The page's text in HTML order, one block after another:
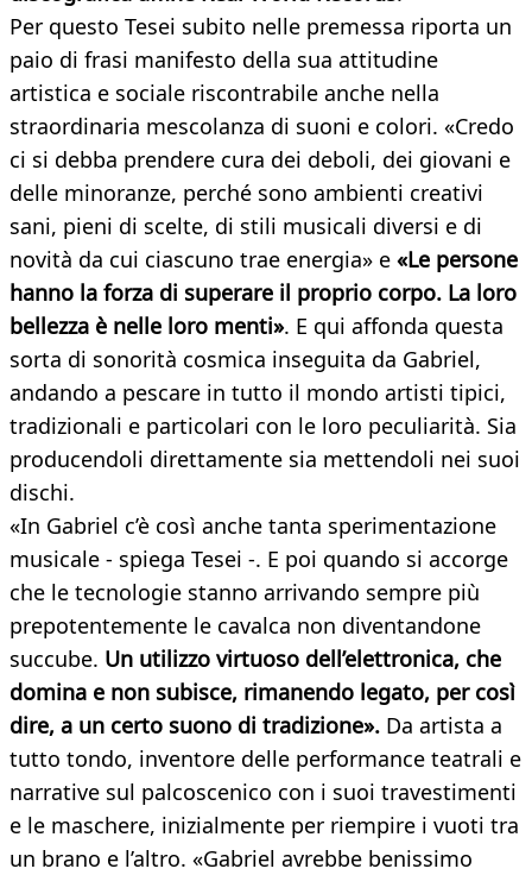
Per questo Tesei subito nelle premessa riporta un
paio di frasi manifesto della sua attitudine
artistica e sociale riscontrabile anche nella
straordinaria mescolanza di suoni e colori. «Credo
ci si debba prendere cura dei deboli, dei giovani e
delle minoranze, perché sono ambienti creativi
sani, pieni di scelte, di stili musicali diversi e di
novità da cui ciascuno trae energia» e «Le persone
hanno la forza di superare il proprio corpo. La loro
bellezza è nelle loro menti». E qui affonda questa
sorta di sonorità cosmica inseguita da Gabriel,
andando a pescare in tutto il mondo artisti tipici,
tradizionali e particolari con le loro peculiarità. Sia
producendoli direttamente sia mettendoli nei suoi
dischi.
«In Gabriel c’è così anche tanta sperimentazione
musicale - spiega Tesei -. E poi quando si accorge
che le tecnologie stanno arrivando sempre più
prepotentemente le cavalca non diventandone
succube. Un utilizzo virtuoso dell’elettronica, che
domina e non subisce, rimanendo legato, per così
dire, a un certo suono di tradizione». Da artista a
tutto tondo, inventore delle performance teatrali e
narrative sul palcoscenico con i suoi travestimenti
e le maschere, inizialmente per riempire i vuoti tra
un brano e l’altro. «Gabriel avrebbe benissimo